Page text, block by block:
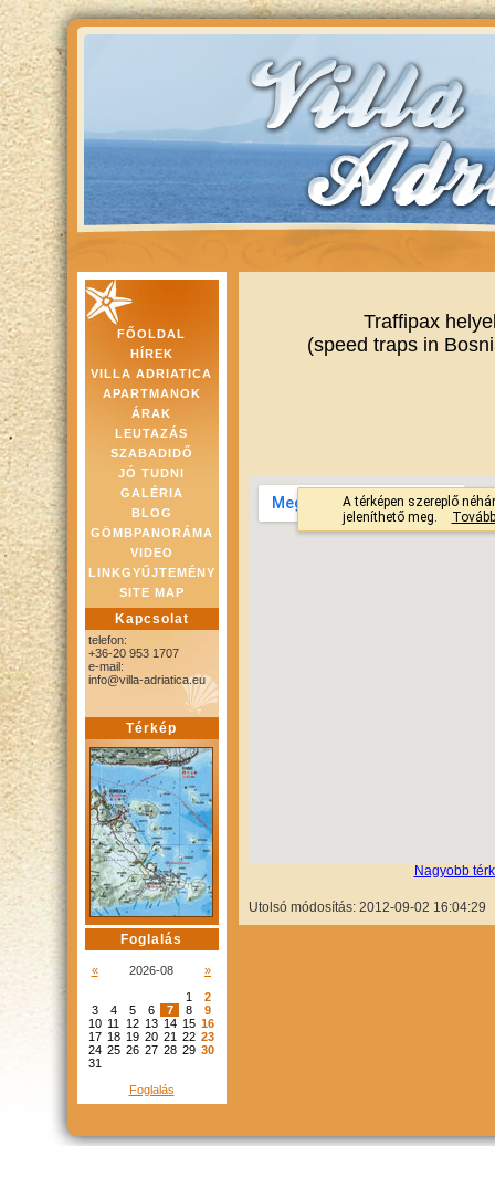
FŐOLDAL
HÍREK
VILLA ADRIATICA
APARTMANOK
ÁRAK
LEUTAZÁS
SZABADIDŐ
JÓ TUDNI
GALÉRIA
BLOG
GÖMBPANORÁMA
VIDEO
LINKGYŰJTEMÉNY
SITE MAP
Kapcsolat
telefon:
+36-20 953 1707
e-mail:
info@villa-adriatica.eu
Térkép
Foglalás
« 2026-08
»
1
2
3
4 5 6 7 8
9
10 11 12 13 14 15 16
17 18 19 20 21 22 23
24 25 26 27 28 29 30
31
Foglalás
Traffipax
(speed traps in
Nagyobb
Utolsó módosítás: 2012-09-02 16:04:29